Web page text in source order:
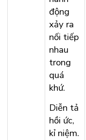
động
xảy ra
nối tiếp
nhau
trong
quá
khứ.
Diễn tả
hồi ức,
kỉ niệm.